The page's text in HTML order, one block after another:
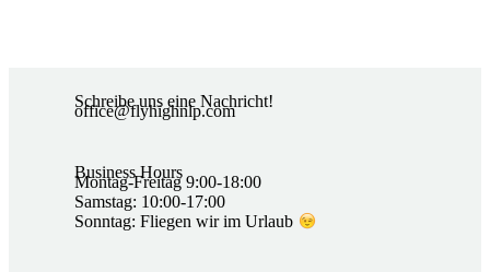
Schreibe uns eine Nachricht!
office@flyhighnlp.com
Business Hours
Montag-Freitag 9:00-18:00
Samstag: 10:00-17:00
Sonntag: Fliegen wir im Urlaub